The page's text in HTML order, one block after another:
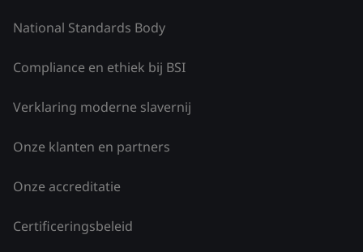
National Standards Body
Compliance en ethiek bij BSI
Verklaring moderne slavernij
Onze klanten en partners
Onze accreditatie
Certificeringsbeleid